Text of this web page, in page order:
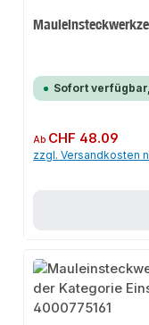
Sofort
Regulärer Preis:
Ab CHF 48.09
zzgl. Versandkosten